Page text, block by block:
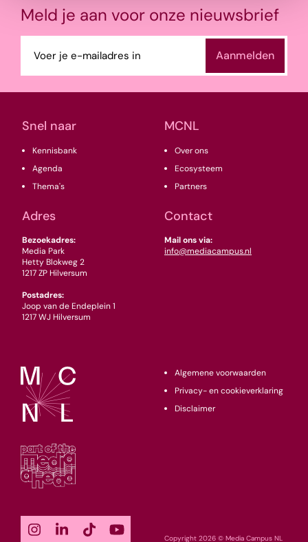
Snel naar
Kennisbank
Agenda
Thema's
MCNL
Over ons
Ecosysteem
Partners
Adres
Bezoekadres:
Media Park
Hetty Blokweg 2
1217 ZP Hilversum
Postadres:
Joop van de Endeplein 1
1217 WJ Hilversum
Contact
Mail ons via:
info@mediacampus.nl
Meld je aan voor onze nieuwsbrief
mailadres
(Vereist)
Copyright 2026 © Media Campus NL
Algemene voorwaarden
Privacy- en cookieverklaring
Disclaimer